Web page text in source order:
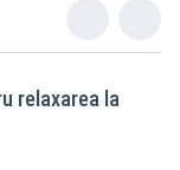
relaxarea la